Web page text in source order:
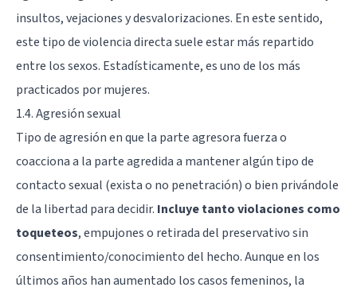
insultos, vejaciones y desvalorizaciones. En este sentido,
este tipo de violencia directa suele estar más repartido
entre los sexos. Estadísticamente, es uno de los más
practicados por mujeres.
1.4. Agresión sexual
Tipo de agresión en que la parte agresora fuerza o
coacciona a la parte agredida a mantener algún tipo de
contacto sexual (exista o no penetración) o bien privándole
de la libertad para decidir. Incluye tanto violaciones como
toqueteos, empujones o retirada del preservativo sin
consentimiento/conocimiento del hecho. Aunque en los
últimos años han aumentado los casos femeninos, la